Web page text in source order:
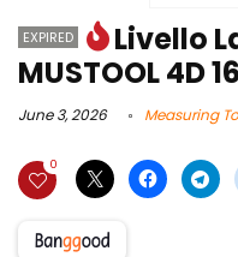
EXPIRED
Livello
MUSTOOL 4D
June 3, 2026 Measuring
0